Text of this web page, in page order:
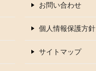
お問い合わせ
個人情報保護方針
サイトマップ